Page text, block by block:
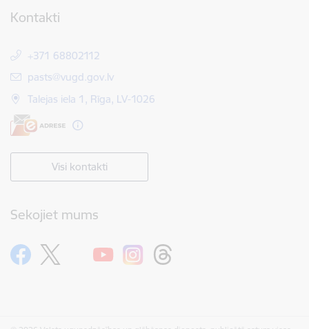
Kontakti
+371 68802112
E-pasts:
pasts@vugd.gov.lv
Talejas iela 1, Rīga, LV-1026
Visi kontakti
Sekojiet mums